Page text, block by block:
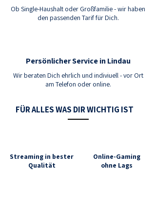
Ob Single-Haushalt oder Großfamilie - wir haben
den passenden Tarif für Dich.
Persönlicher Service in Lindau
Wir beraten Dich ehrlich und indiviuell - vor Ort
am Telefon oder online.
FÜR ALLES WAS DIR WICHTIG IST
Streaming in bester
Qualität
Online-Gaming
ohne Lags